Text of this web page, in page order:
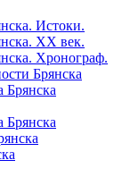
Истоки.
XX век.
Хронограф.
Брянска
Брянска
Брянска